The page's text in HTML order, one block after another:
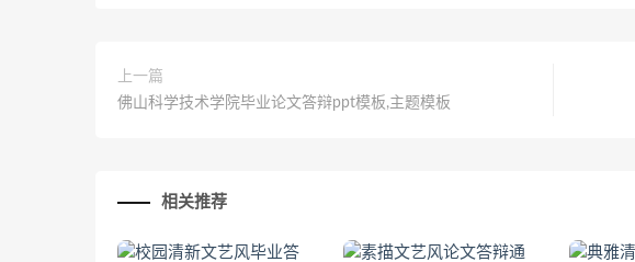
上一篇
佛山科学技术学院毕业论文答辩ppt模板,主题模板
相关推荐